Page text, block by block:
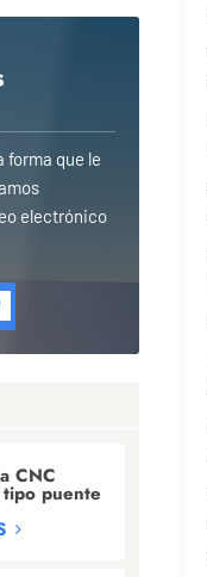
forma que le
electrónico
CNC
puente
cuarzo